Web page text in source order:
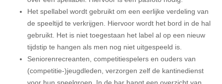
Het spellabel wordt gebruikt om een eerlijke verdeling van
de speeltijd te verkrijgen. Hiervoor wordt het bord in de hal
gebruikt. Het is niet toegestaan het label al op een nieuw
tijdstip te hangen als men nog niet uitgespeeld is.
Seniorenrecreanten, competitiespelers en ouders van
(competitie-)jeugdleden, verzorgen zelf de kantinedienst